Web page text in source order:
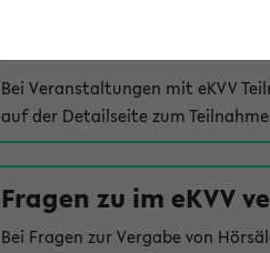
Bei Veranstaltungen mit eKVV
auf der Detailseite zum
Fragen zu im eKVV
Bei Fragen zur Vergabe von